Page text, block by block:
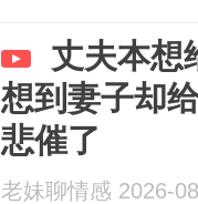
丈夫本想
想到妻子却
悲催了
老妹聊情感 2026-